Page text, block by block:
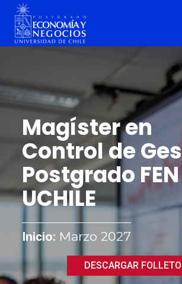
Magíster en
Control de
Postgrado FEN
UCHILE
Inicio: Marzo 2027
DESCARGAR FOLLETO